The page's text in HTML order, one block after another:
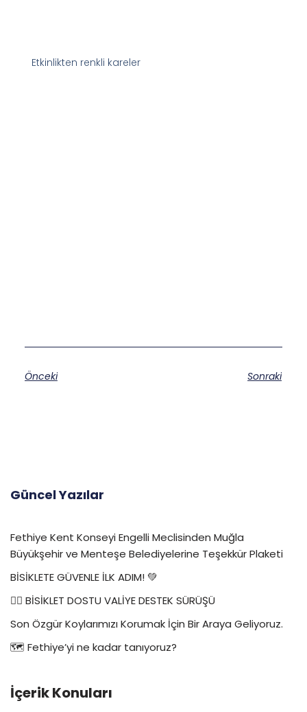
Etkinlikten renkli kareler
Önceki Sonraki
Güncel Yazılar
Fethiye Kent Konseyi Engelli Meclisinden Muğla
Büyükşehir ve Menteşe Belediyelerine Teşekkür Plaketi
BİSİKLETE GÜVENLE İLK ADIM! 💚
🚴‍♀️ BİSİKLET DOSTU VALİYE DESTEK SÜRÜŞÜ
Son Özgür Koylarımızı Korumak İçin Bir Araya Geliyoruz.
🗺️ Fethiye’yi ne kadar tanıyoruz?
İçerik Konuları